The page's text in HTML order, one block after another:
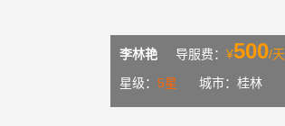
李林艳 导服费： ¥500/天
星级： 5星 城市：桂林